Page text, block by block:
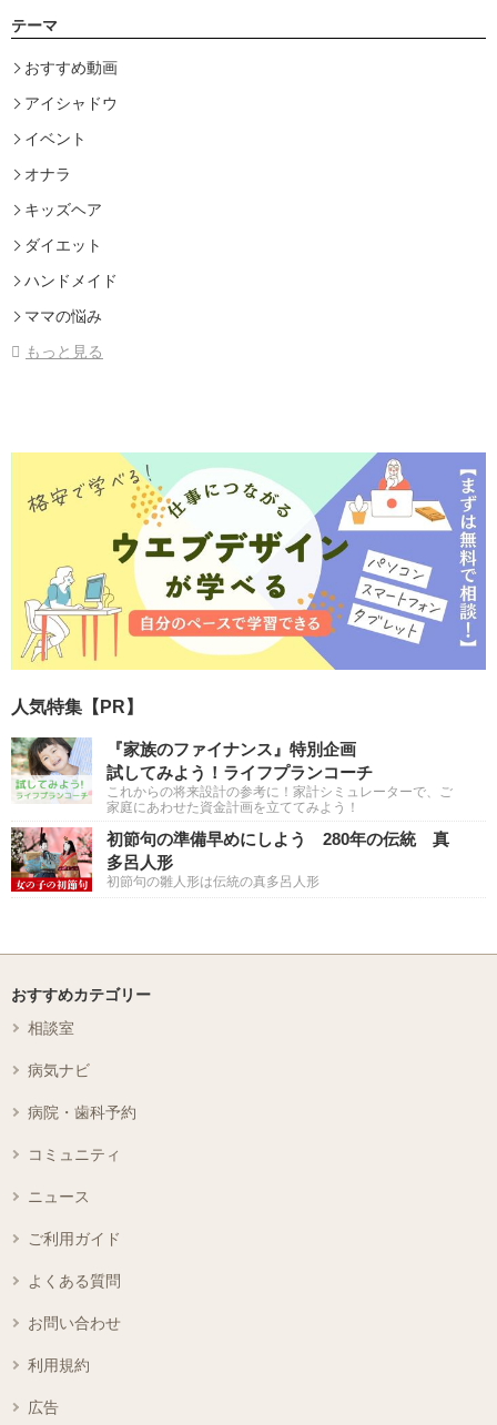
テーマ
おすすめ動画
アイシャドウ
イベント
オナラ
キッズヘア
ダイエット
ハンドメイド
ママの悩み
もっと見る
人気特集【PR】
『家族のファイナンス』特別企画
試してみよう！ライフプランコーチ
これからの将来設計の参考に！家計シミュレーターで、ご
家庭にあわせた資金計画を立ててみよう！
初節句の準備早めにしよう 280年の伝統 真
多呂人形
初節句の雛人形は伝統の真多呂人形
おすすめカテゴリー
相談室
病気ナビ
病院・歯科予約
コミュニティ
ニュース
ご利用ガイド
よくある質問
お問い合わせ
利用規約
広告